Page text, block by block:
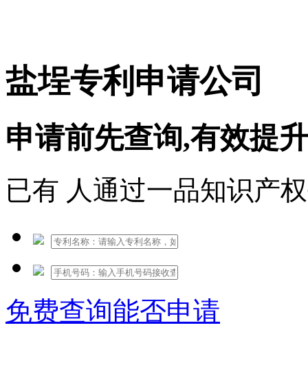
盐埕专利申请公司
申请前先查询,有效提
已有 人通过一品知识产
免费查询能否申请